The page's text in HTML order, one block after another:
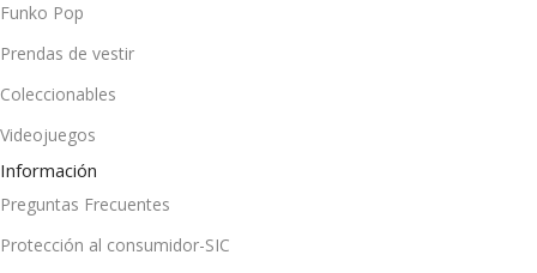
Funko Pop
Prendas de vestir
Coleccionables
Videojuegos
Información
Preguntas Frecuentes
Protección al consumidor-SIC